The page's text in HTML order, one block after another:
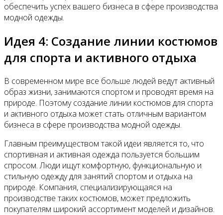
обеспечить успех вашего бизнеса в сфере производства
модной одежды.
Идея 4: Создание линии костюмов
для спорта и активного отдыха
В современном мире все больше людей ведут активный
образ жизни, занимаются спортом и проводят время на
природе. Поэтому создание линии костюмов для спорта
и активного отдыха может стать отличным вариантом
бизнеса в сфере производства модной одежды.
Главным преимуществом такой идеи является то, что
спортивная и активная одежда пользуется большим
спросом. Люди ищут комфортную, функциональную и
стильную одежду для занятий спортом и отдыха на
природе. Компания, специализирующаяся на
производстве таких костюмов, может предложить
покупателям широкий ассортимент моделей и дизайнов.